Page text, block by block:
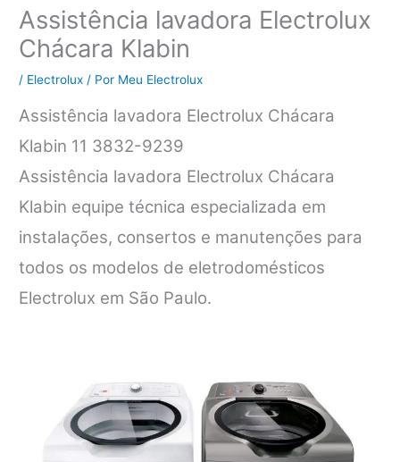
Assistência lavadora Electrolux
Chácara Klabin
/ Electrolux / Por Meu Electrolux
Assistência lavadora Electrolux Chácara
Klabin 11 3832-9239
Assistência lavadora Electrolux Chácara
Klabin equipe técnica especializada em
instalações, consertos e manutenções para
todos os modelos de eletrodomésticos
Electrolux em São Paulo.